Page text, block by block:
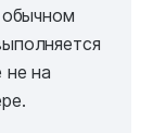
не на